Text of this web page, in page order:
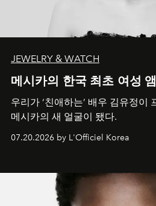
JEWELRY & WATCH
메시카의 한국 최초 여성
우리가 ‘친애하는’ 배우 김유정이
메시카의 새 얼굴이 됐다.
07.20.2026 by L'Officiel Korea